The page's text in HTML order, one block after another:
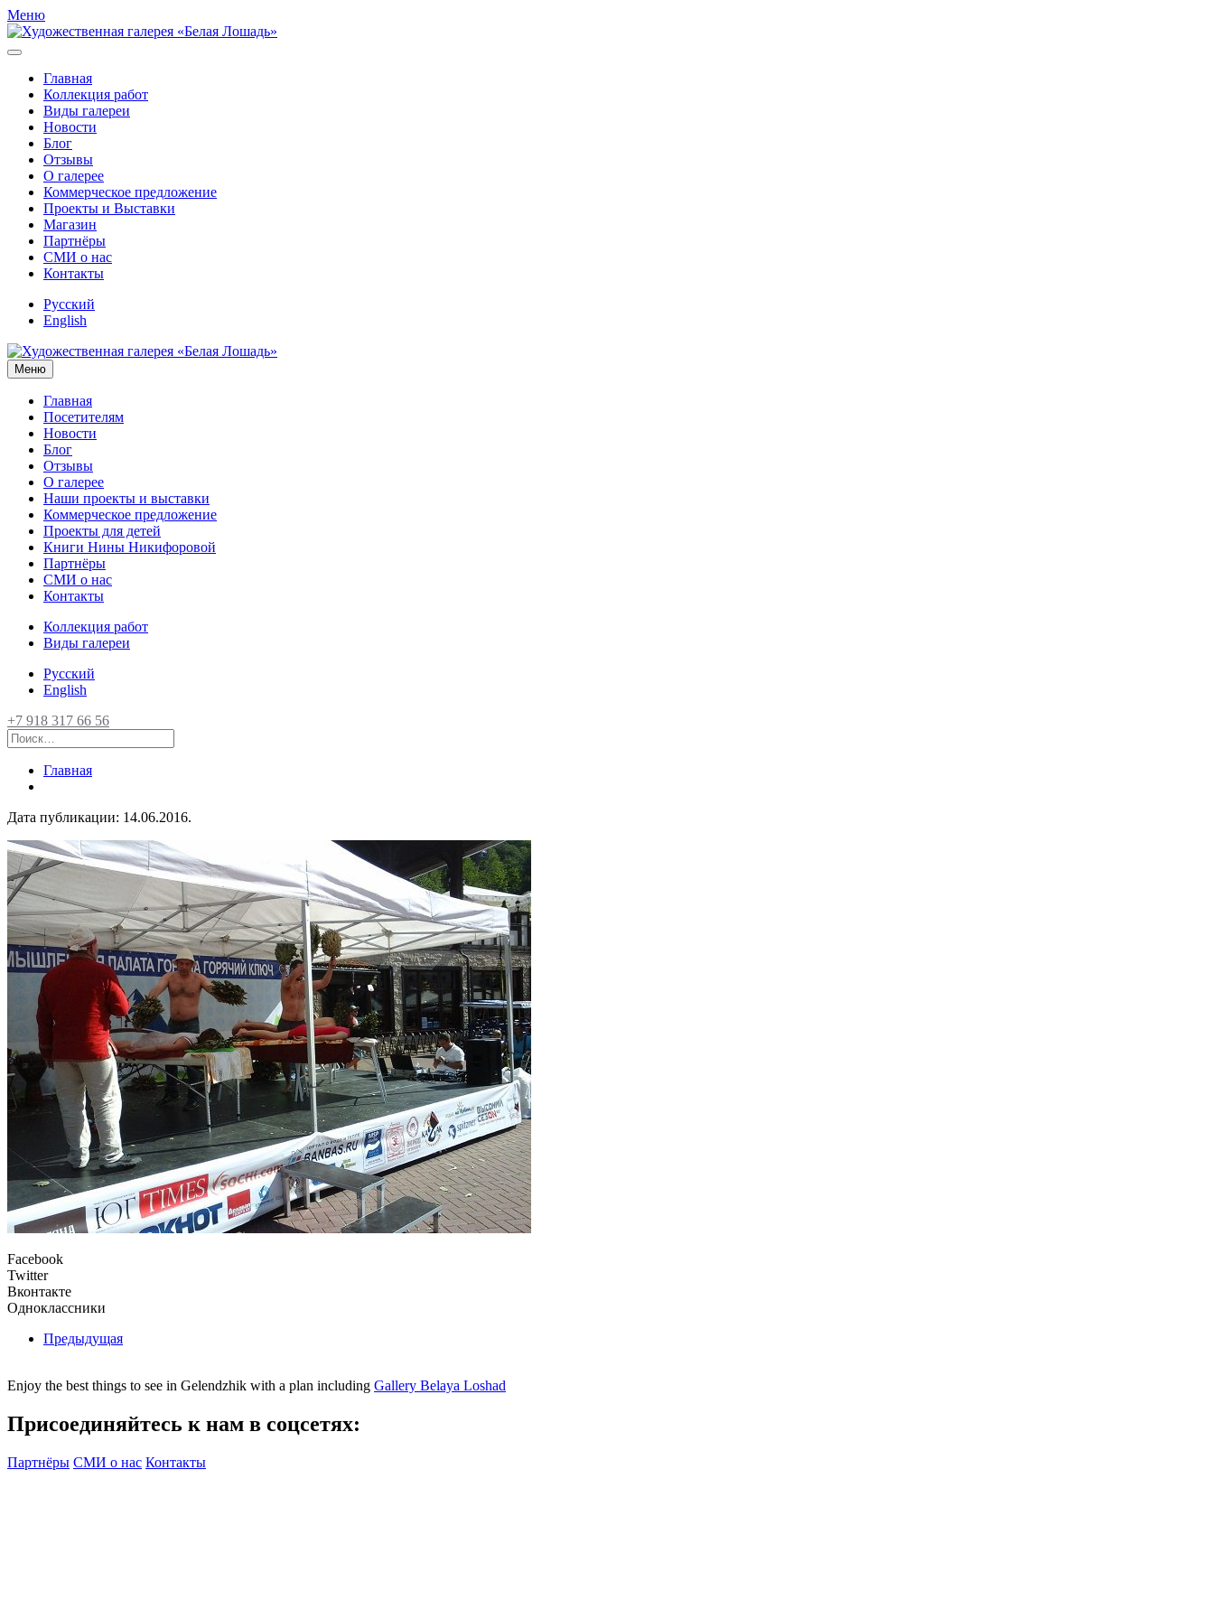
Меню
Главная
Коллекция работ
Виды галереи
Новости
Блог
Отзывы
О галерее
Коммерческое предложение
Проекты и Выставки
Магазин
Партнёры
СМИ о нас
Контакты
Русский
English
Меню
Главная
Посетителям
Новости
Блог
Отзывы
О галерее
Наши проекты и выставки
Коммерческое предложение
Проекты для детей
Книги Нины Никифоровой
Партнёры
СМИ о нас
Контакты
Коллекция работ
Виды галереи
Русский
English
+7 918 317 66 56
Главная
Дата публикации: 14.06.2016.
Facebook
Twitter
Вконтакте
Одноклассники
Предыдущая
Enjoy the best things to see in Gelendzhik with a plan including Gallery Belaya Loshad
Присоединяйтесь к нам в соцсетях:
Партнёры СМИ о нас Контакты